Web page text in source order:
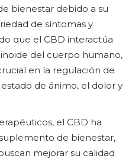
bienestar debido a su
de síntomas y
que el CBD interactúa
del cuerpo humano,
en la regulación de
de ánimo, el dolor y
el CBD ha
de bienestar,
mejorar su calidad